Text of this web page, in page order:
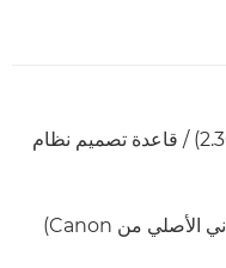
JPEG: دقيق, عادي (متوافق مع Exif ‏2.30) / قاعدة تصميم نظام